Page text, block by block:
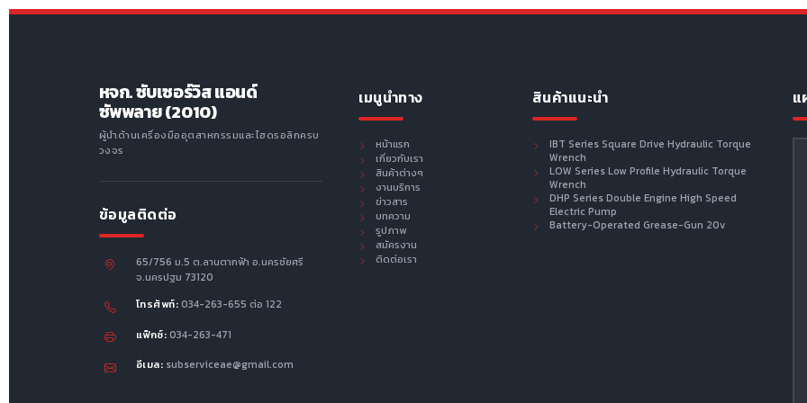
หจก. ซับเซอร์วิส แอนด์
ซัพพลาย (2010)
ผู้นำด้านเครื่องมืออุตสาหกรรมและไฮดรอลิกครบ
วงจร
ข้อมูลติดต่อ
65/756 ม.5 ต.ลานตากฟ้า อ.นครชัยศรี
จ.นครปฐม 73120
โทรศัพท์: 034-263-655 ต่อ 122
แฟ็กซ์: 034-263-471
อีเมล: subserviceae@gmail.com
เมนูนำทาง
หน้าแรก
เกี่ยวกับเรา
สินค้าต่างๆ
งานบริการ
ข่าวสาร
บทความ
รูปภาพ
สมัครงาน
ติดต่อเรา
สินค้าแนะนำ
IBT Series Square Drive Hydraulic Torque
Wrench
LOW Series Low Profile Hydraulic Torque
Wrench
DHP Series Double Engine High Speed
Electric Pump
Battery-Operated Grease-Gun 20v
แ